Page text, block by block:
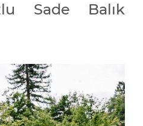
Sade Balık